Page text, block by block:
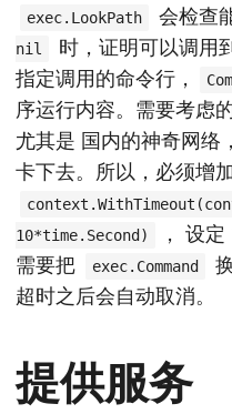
exec.LookPath 会检查
nil
时，证明可以调用
指定调用的命令行，
序运行内容。需要考虑
尤其是 国内的神奇网络
卡下去。所以，必须增
10*time.Second)
， 设
需要把
exec.Command
超时之后会自动取消。
提供服务